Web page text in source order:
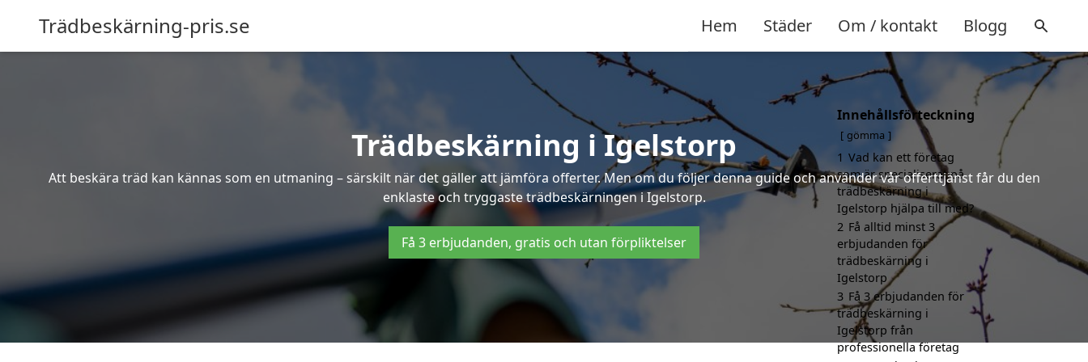
Trädbeskärning-pris.se Hem Städer Om / kontakt Blogg
Trädbeskärning i Igelstorp
Att beskära träd kan kännas som en utmaning – särskilt när det gäller att jämföra offerter. Men om du följer denna guide och använder vår offerttjänst får du den
enklaste och tryggaste trädbeskärningen i Igelstorp.
Få 3 erbjudanden, gratis och utan förpliktelser
Innehållsförteckning
gömma
1 Vad kan ett företag
som är specialiserat på
trädbeskärning i
Igelstorp hjälpa till med?
2 Få alltid minst 3
erbjudanden för
trädbeskärning i
Igelstorp
3 Få 3 erbjudanden för
trädbeskärning i
Igelstorp från
professionella företag